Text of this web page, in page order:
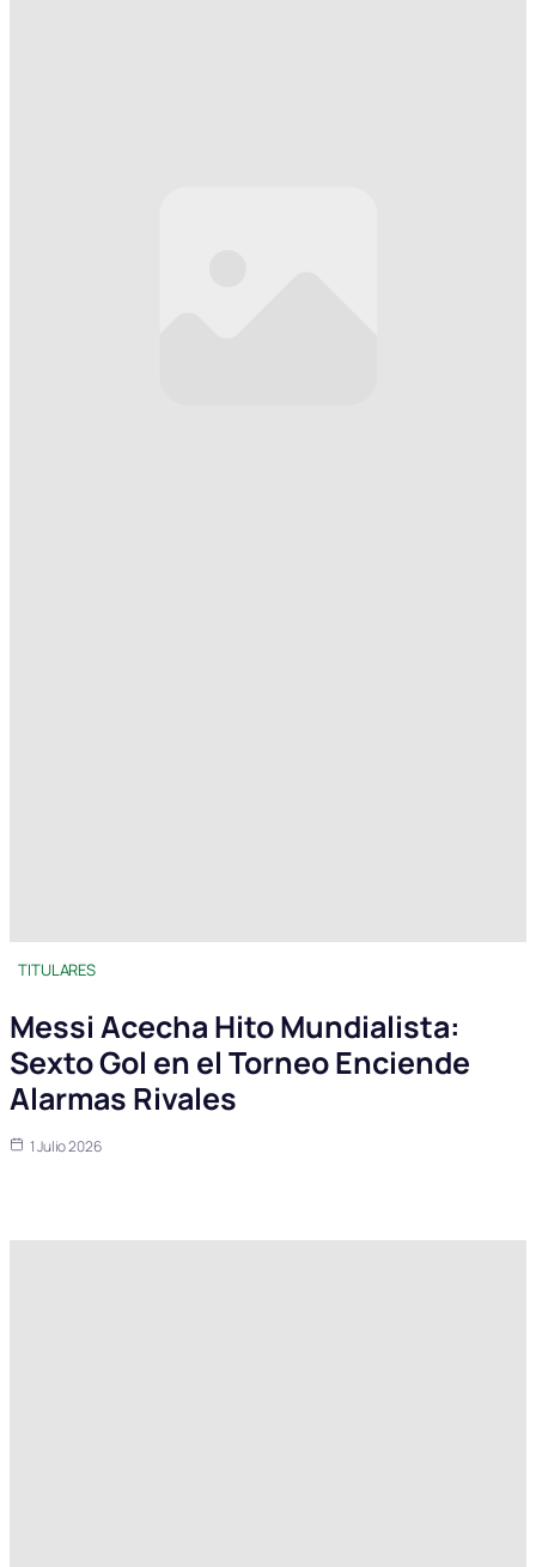
TITULARES
Messi Acecha Hito Mundialista:
Sexto Gol en el Torneo Enciende
Alarmas Rivales
1 Julio 2026